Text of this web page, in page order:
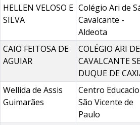
HELLEN VELOSO E
SILVA
Colégio Ari de
Cavalcante -
Aldeota
CAIO FEITOSA DE
AGUIAR
COLÉGIO ARI
CAVALCANTE
DUQUE DE
Wellida de Assis
Guimarães
Centro
São Vicente de
Paulo